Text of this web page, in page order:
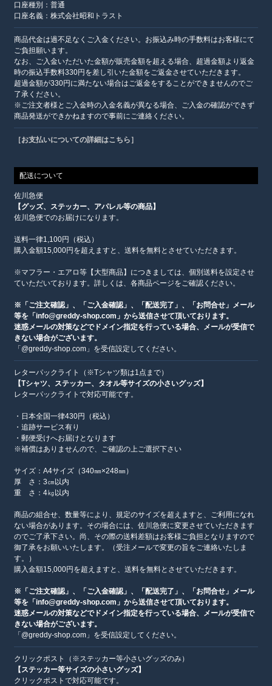
口座種別：普通
口座名義：株式会社昭和トラスト
商品代金は過不足なくご入金ください。お振込み時の手数料はお客様にて
ご負担願います。
なお、ご入金いただいた金額が販売金額を超える場合、超過金額より返金
時の振込手数料330円を差し引いた金額をご返金させていただきます。
超過金額が330円に満たない場合はご返金をすることができませんのでご
了承ください。
※ご注文者様とご入金時の入金名義が異なる場合、ご入金の確認ができず
商品発送ができかねますので事前にご連絡ください。
［お支払いについての詳細はこちら］
配送について
佐川急便
【グッズ、ステッカー、アパレル等の商品】
佐川急便でのお届けになります。
送料一律1,100円（税込）
購入金額15,000円を超えますと、送料を無料とさせていただきます。
※マフラー・エアロ等【大型商品】につきましては、個別送料を設定させ
ていただいております。詳しくは、各商品ページをご確認ください。
※「ご注文確認」、「ご入金確認」、「配送完了」、「お問合せ」メール
等を「info@greddy-shop.com」から送信させて頂いております。
迷惑メールの対策などでドメイン指定を行っている場合、メールが受信で
きない場合がございます。
「@greddy-shop.com」を受信設定してください。
レターパックライト（※Tシャツ類は1点まで）
【Tシャツ、ステッカー、タオル等サイズの小さいグッズ】
レターパックライトで対応可能です。
・日本全国一律430円（税込）
・追跡サービス有り
・郵便受けへお届けとなります
※補償はありませんので、ご確認の上ご選択下さい
サイズ：A4サイズ（340㎜×248㎜）
厚 さ：3㎝以内
重 さ：4㎏以内
商品の組合せ、数量等により、規定のサイズを超えますと、ご利用になれ
ない場合があります。その場合には、佐川急便に変更させていただきます
のでご了承下さい。尚、その際の送料差額はお客様ご負担となりますので
御了承をお願いいたします。（受注メールで変更の旨をご連絡いたしま
す。）
購入金額15,000円を超えますと、送料を無料とさせていただきます。
※「ご注文確認」、「ご入金確認」、「配送完了」、「お問合せ」メール
等を「info@greddy-shop.com」から送信させて頂いております。
迷惑メールの対策などでドメイン指定を行っている場合、メールが受信で
きない場合がございます。
「@greddy-shop.com」を受信設定してください。
クリックポスト（※ステッカー等小さいグッズのみ）
【ステッカー等サイズの小さいグッズ】
クリックポストで対応可能です。